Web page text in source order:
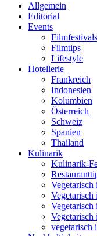
Allgemein
Editorial
Events
Filmfestivals
Filmtips
Lifestyle
Hotellerie
Frankreich
Indonesien
Kolumbien
Österreich
Schweiz
Spanien
Thailand
Kulinarik
Kulinarik-
Vegetarisch
Vegetarisch
vegetarisch